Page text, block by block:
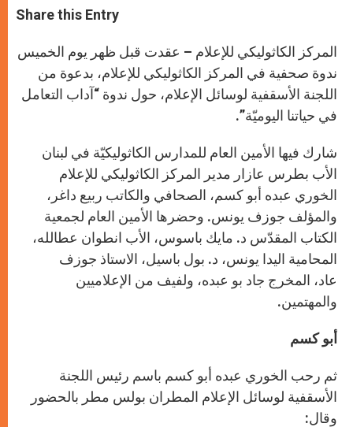
t
s
p
p
s
e
g
e
r
e
b
o
k
r
Share this Entry
المركز الكاثوليكي للإعلام – عقدت قبل ظهر يوم الخميس
ندوة صحفية في المركز الكاثوليكي للإعلام، بدعوة من
اللجنة الأسقفية لوسائل الإعلام، حول ندوة “آداب التعامل
في حياتنا اليوميّة”.
شارك فيها الأمين العام للمدارس الكاثوليكيّة في لبنان
الأب بطرس عازار مدير المركز الكاثوليكي للإعلام
الخوري عبده أبو كسم، الصحافي والكاتب ربيع داغر،
والمؤلف جوزف يونس. وحضرها الأمين العام لجمعية
الكتاب المقدّس د. مايك باسوس، الأب انطوان عطالله،
المحامية اليدا يونس، د. بول باسيل، الاستاذ جوزف
عاد، المخرج جاد بو عبده، ولفيف من الإعلاميين
والمهتمين.
أبو كسم
ثم رحب الخوري عبده أبو كسم باسم رئيس اللجنة
الأسقفية لوسائل الإعلام المطران بولس مطر بالحضور
وقال: